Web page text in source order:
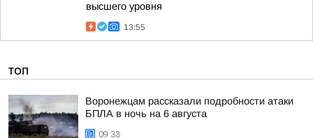
высшего уровня
13:55
ТОП
Воронежцам рассказали подробности атаки
БПЛА в ночь на 6 августа
09:33